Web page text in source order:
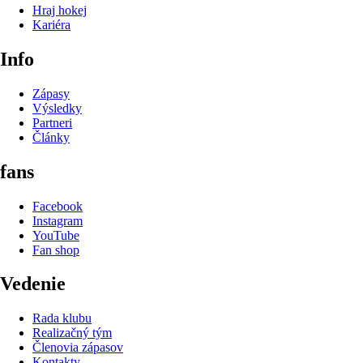
Hraj hokej
Kariéra
Info
Zápasy
Výsledky
Partneri
Články
fans
Facebook
Instagram
YouTube
Fan shop
Vedenie
Rada klubu
Realizačný tým
Členovia zápasov